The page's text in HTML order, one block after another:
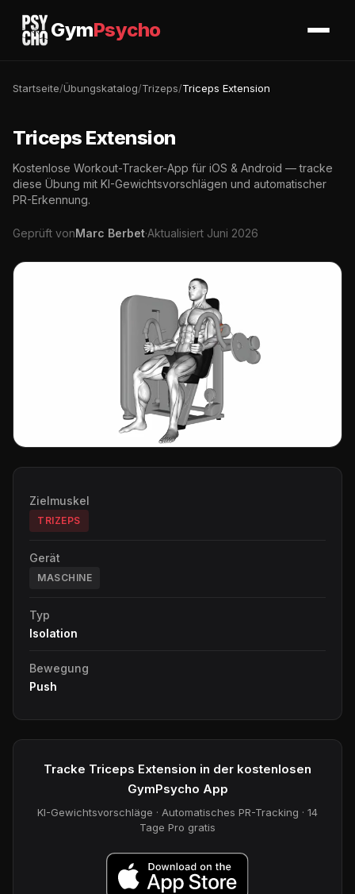
GymPsycho
Startseite/Übungskatalog/Trizeps/Triceps Extension
Triceps Extension
Kostenlose Workout-Tracker-App für iOS & Android — tracke
diese Übung mit KI-Gewichtsvorschlägen und automatischer
PR-Erkennung.
Geprüft vonMarc Berbet·Aktualisiert Juni 2026
Zielmuskel
TRIZEPS
Gerät
MASCHINE
Typ
Isolation
Bewegung
Push
Tracke Triceps Extension in der kostenlosen
GymPsycho App
KI-Gewichtsvorschläge · Automatisches PR-Tracking · 14
Tage Pro gratis